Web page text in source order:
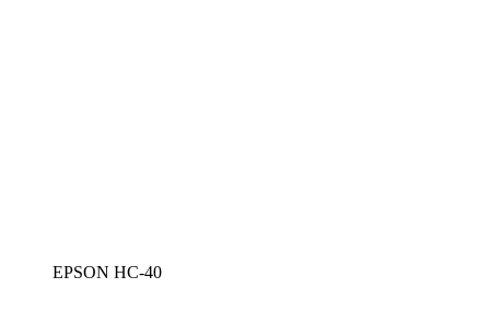
EPSON HC-40